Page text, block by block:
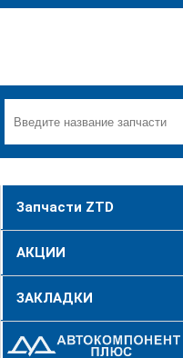
Запчасти ZTD
АКЦИИ
ЗАКЛАДКИ